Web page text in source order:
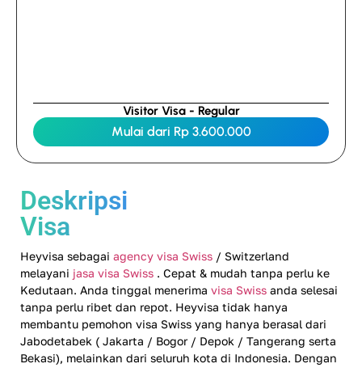
Visitor Visa - Regular
Mulai dari Rp 3.600.000
Deskripsi
Visa
Heyvisa sebagai agency visa Swiss / Switzerland
melayani jasa visa Swiss . Cepat & mudah tanpa perlu ke
Kedutaan. Anda tinggal menerima visa Swiss anda selesai
tanpa perlu ribet dan repot. Heyvisa tidak hanya
membantu pemohon visa Swiss yang hanya berasal dari
Jabodetabek ( Jakarta / Bogor / Depok / Tangerang serta
Bekasi), melainkan dari seluruh kota di Indonesia. Dengan